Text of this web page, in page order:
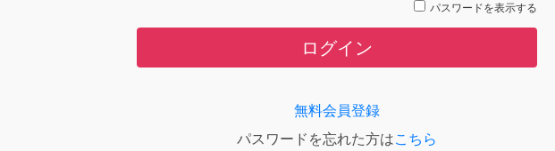
パスワードを表示する
ログイン
無料会員登録
パスワードを忘れた方はこちら